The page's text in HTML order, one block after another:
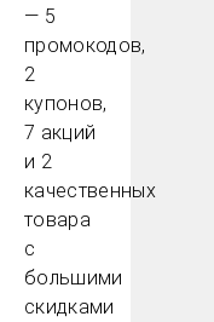
— 5
промокодов,
2
купонов,
7 акций
и 2
качественных
товара
с
большими
скидками